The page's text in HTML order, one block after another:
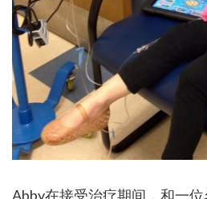
Abby在接受治疗期间，和一